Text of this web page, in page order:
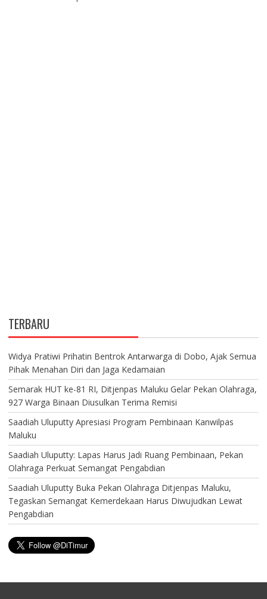
TERBARU
Widya Pratiwi Prihatin Bentrok Antarwarga di Dobo, Ajak Semua
Pihak Menahan Diri dan Jaga Kedamaian
Semarak HUT ke-81 RI, Ditjenpas Maluku Gelar Pekan Olahraga,
927 Warga Binaan Diusulkan Terima Remisi
Saadiah Uluputty Apresiasi Program Pembinaan Kanwilpas
Maluku
Saadiah Uluputty: Lapas Harus Jadi Ruang Pembinaan, Pekan
Olahraga Perkuat Semangat Pengabdian
Saadiah Uluputty Buka Pekan Olahraga Ditjenpas Maluku,
Tegaskan Semangat Kemerdekaan Harus Diwujudkan Lewat
Pengabdian